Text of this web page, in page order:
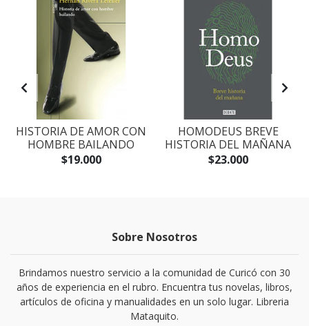
HISTORIA DE AMOR CON
HOMBRE BAILANDO
$19.000
HOMODEUS BREVE
HISTORIA DEL MAÑANA
$23.000
Sobre Nosotros
Brindamos nuestro servicio a la comunidad de Curicó con 30
años de experiencia en el rubro. Encuentra tus novelas, libros,
artículos de oficina y manualidades en un solo lugar. Libreria
Mataquito.